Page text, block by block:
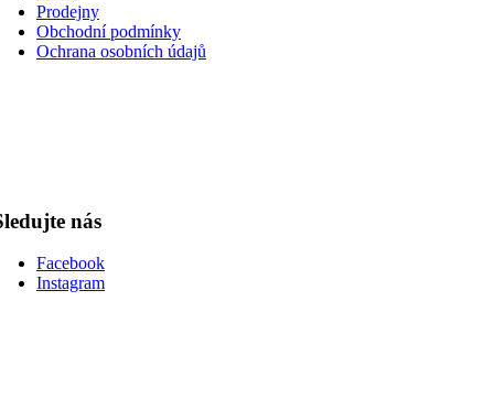
Prodejny
Obchodní podmínky
Ochrana osobních údajů
nás
Facebook
Instagram